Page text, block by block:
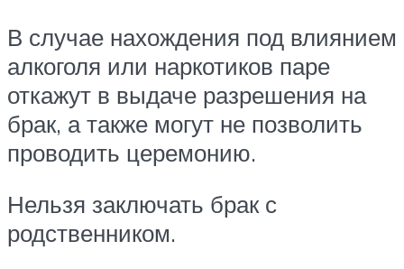
В случае нахождения под влиянием
алкоголя или наркотиков паре
откажут в выдаче разрешения на
брак, а также могут не позволить
проводить церемонию.
Нельзя заключать брак с
родственником.